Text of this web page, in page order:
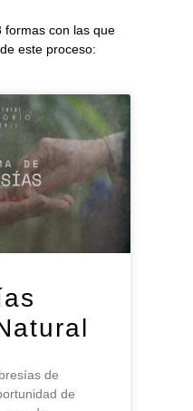
formas con las que
este proceso:
de
de